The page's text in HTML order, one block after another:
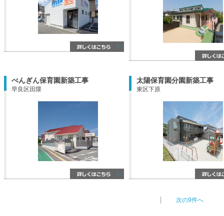
ぺんぎん保育園新築工事
早良区田隈
太陽保育園分園新築工事
東区下原
次の9件へ